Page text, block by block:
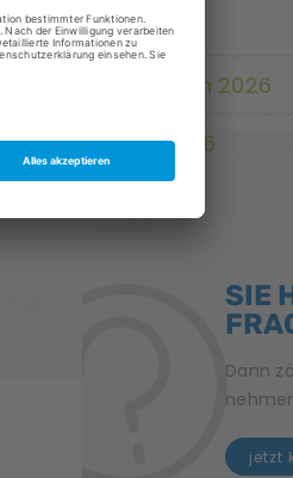
Brummen
Stadtradeln 2026
Ostern 2026
SIE
Dann
jetzt